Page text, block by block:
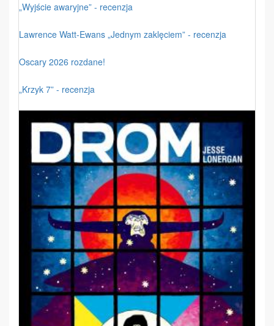
„Wyjście awaryjne” - recenzja
Lawrence Watt-Ewans „Jednym zaklęciem” - recenzja
Oscary 2026 rozdane!
„Krzyk 7” - recenzja